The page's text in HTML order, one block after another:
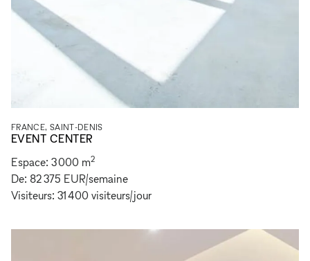
FRANCE, SAINT-DENIS
EVENT CENTER
Espace: 3 000 m2
De: 82 375 EUR/semaine
Visiteurs: 31 400 visiteurs/jour